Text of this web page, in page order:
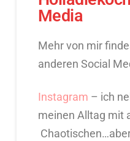
Media
Mehr von mir
anderen Social
Instagram – ich
meinen Alltag mit